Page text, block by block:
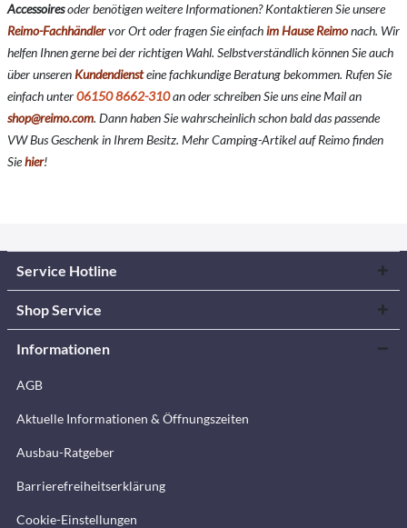
Accessoiresoder benötigen weitere Informationen? Kontaktieren Sie unsere
Reimo-Fachhändlervor Ort oder fragen Sie einfachim Hause Reimonach. Wir
helfen Ihnen gerne bei der richtigen Wahl. Selbstverständlich können Sie auch
über unseren Kundendiensteine fachkundige Beratung bekommen. Rufen Sie
einfach unter06150 8662-310an oder schreiben Sie uns eine Mail an
shop@reimo.com. Dann haben Sie wahrscheinlich schon bald das passende
VW Bus Geschenk in Ihrem Besitz. Mehr Camping-Artikel auf Reimo finden
Siehier!
Service Hotline
Shop Service
Informationen
AGB
Aktuelle Informationen & Öffnungszeiten
Ausbau-Ratgeber
Barrierefreiheitserklärung
Cookie-Einstellungen